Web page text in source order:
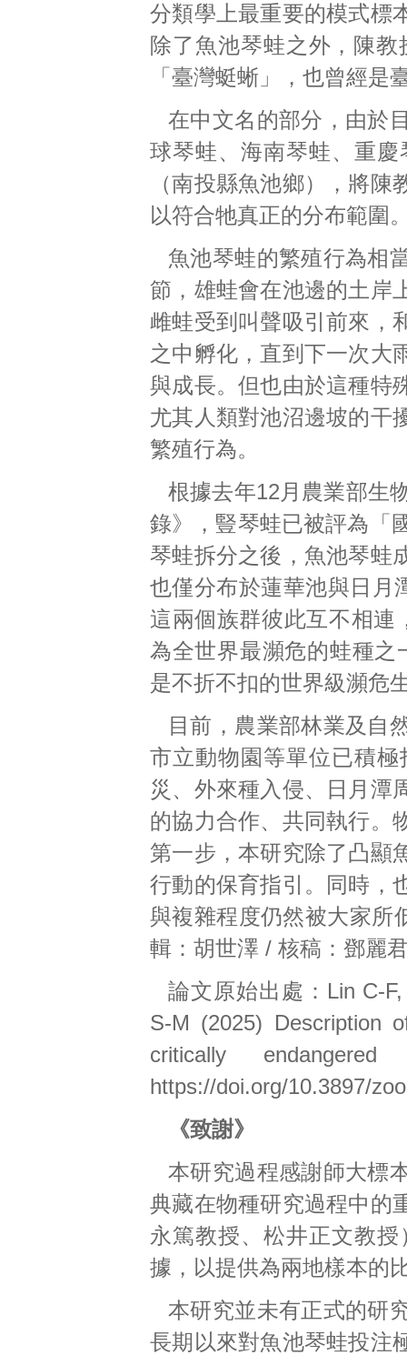
分類學上最重要的模式標
除了魚池琴蛙之外，陳
「臺灣蜓蜥」，也曾經
在中文名的部分，由於
球琴蛙、海南琴蛙、重
（南投縣魚池鄉），將
以符合牠真正的分布範圍
魚池琴蛙的繁殖行為相
節，雄蛙會在池邊的土岸
雌蛙受到叫聲吸引前來，
之中孵化，直到下一次大
與成長。但也由於這種特
尤其人類對池沼邊坡的干
繁殖行為。
根據去年12月農業部生
錄》，豎琴蛙已被評為「
琴蛙拆分之後，魚池琴蛙
也僅分布於蓮華池與日月
這兩個族群彼此互不相連
為全世界最瀕危的蛙種之
是不折不扣的世界級瀕危
目前，農業部林業及自
市立動物園等單位已積
災、外來種入侵、日月潭
的協力合作、共同執行。
第一步，本研究除了凸顯
行動的保育指引。同時，
與複雜程度仍然被大家所
輯：胡世澤 / 核稿：鄧麗
論文原始出處：Lin C-
S-M (2025) Description
critically
https://doi.org/10.3897/
《致謝》
本研究過程感謝師大標
典藏在物種研究過程中的
永篤教授、松井正文教
據，以提供為兩地樣本的
本研究並未有正式的研
長期以來對魚池琴蛙投注